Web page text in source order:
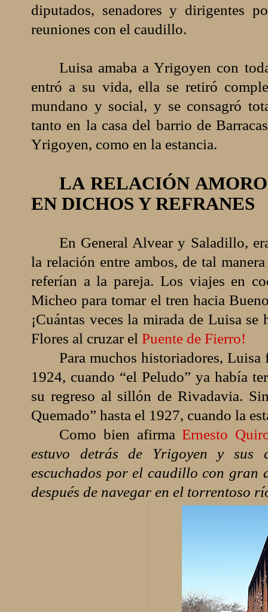
diputados, senadores y dirigentes
reuniones con el caudillo.
Luisa amaba a Yrigoyen con
entró a su vida, ella se retiró
mundano y social, y se consagró
tanto en la casa del barrio de
Yrigoyen, como en la estancia.
LA RELACIÓN
EN DICHOS Y REFRANES
En General Alvear y Saladillo,
la relación entre ambos, de tal
referían a la pareja. Los viajes en
Micheo para tomar el tren hacia
¡Cuántas veces la mirada de Luisa
Flores al cruzar el Puente de Fierro!
Para muchos historiadores,
1924, cuando “el Peludo” ya había
su regreso al sillón de Rivadavia.
Quemado” hasta el 1927, cuando la
Como bien afirmaErnesto
estuvo detrás de Yrigoyen y sus
escuchados por el caudillo con gran
después de navegar en el torrentoso